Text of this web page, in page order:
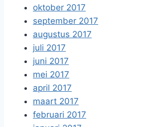
oktober 2017
september 2017
augustus 2017
juli 2017
juni 2017
mei 2017
april 2017
maart 2017
februari 2017